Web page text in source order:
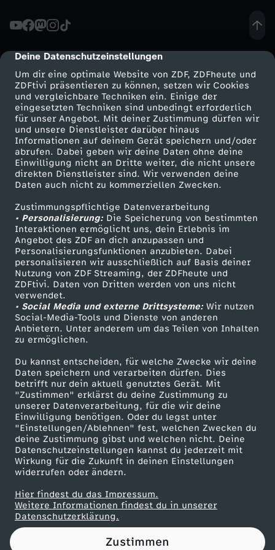
cmp-dialog-description
Deine Datenschutzeinstellungen
Um dir eine optimale Website von ZDF, ZDFheute und
ZDFtivi präsentieren zu können, setzen wir Cookies
und vergleichbare Techniken ein. Einige der
eingesetzten Techniken sind unbedingt erforderlich
für unser Angebot. Mit deiner Zustimmung dürfen wir
und unsere Dienstleister darüber hinaus
Informationen auf deinem Gerät speichern und/oder
abrufen. Dabei geben wir deine Daten ohne deine
Einwilligung nicht an Dritte weiter, die nicht unsere
direkten Dienstleister sind. Wir verwenden deine
Daten auch nicht zu kommerziellen Zwecken.
Zustimmungspflichtige Datenverarbeitung
• Personalisierung:Die Speicherung von bestimmten
Interaktionen ermöglicht uns, dein Erlebnis im
Angebot des ZDF an dich anzupassen und
Personalisierungsfunktionen anzubieten. Dabei
personalisieren wir ausschließlich auf Basis deiner
Nutzung von ZDF Streaming, der ZDFheute und
ZDFtivi. Daten von Dritten werden von uns nicht
verwendet.
• Social Media und externe Drittsysteme:Wir nutzen
Social-Media-Tools und Dienste von anderen
Anbietern. Unter anderem um das Teilen von Inhalten
zu ermöglichen.
Du kannst entscheiden, für welche Zwecke wir deine
Daten speichern und verarbeiten dürfen. Dies
betrifft nur dein aktuell genutztes Gerät. Mit
"Zustimmen" erklärst du deine Zustimmung zu
unserer Datenverarbeitung, für die wir deine
Einwilligung benötigen. Oder du legst unter
"Einstellungen/Ablehnen" fest, welchen Zwecken du
deine Zustimmung gibst und welchen nicht. Deine
Datenschutzeinstellungen kannst du jederzeit mit
Wirkung für die Zukunft in deinen Einstellungen
widerrufen oder ändern.
Hier findest du das Impressum.
Weitere Informationen findest du in unserer
Datenschutzerklärung.
Zustimmen
a
n
-
E
i
n
e
r
M
e
g
a
c
i
t
y
g
e
Mehr ZDF
ZDF-Apps
Smart TV
ZDFtext
Livestreams
Sendungen A-Z
TV-Programm
Service
ZDFmitreden
Kontakt zum ZDF
Tickets
Zuschauerservice
Hilfe
ZDF Unternehmen
Karriere
ZDF goes Schule
Werbefernsehen
Mainzelmännchen
Partner